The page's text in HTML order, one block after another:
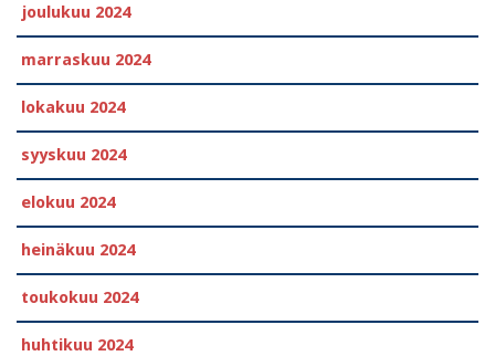
joulukuu 2024
marraskuu 2024
lokakuu 2024
syyskuu 2024
elokuu 2024
heinäkuu 2024
toukokuu 2024
huhtikuu 2024